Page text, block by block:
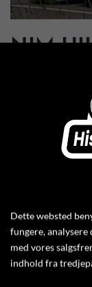
NIM
Foto: Peter
SÅ ER
NIM HILL
ØRDAG
Klik ind og læs
Dette websted
fungere,
med vores
indhold fra